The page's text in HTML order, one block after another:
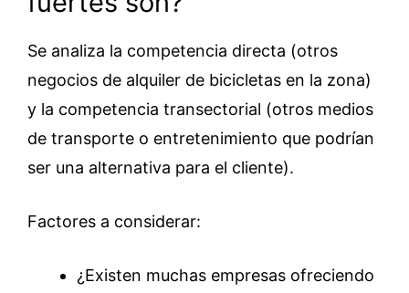
Se analiza la competencia directa (otros
negocios de alquiler de bicicletas en la zona)
y la competencia transectorial (otros medios
de transporte o entretenimiento que podrían
ser una alternativa para el cliente).
Factores a considerar:
¿Existen muchas empresas ofreciendo